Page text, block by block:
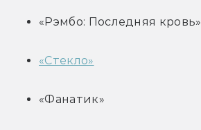
«Рэмбо: Последняя кровь»
«Стекло»
«Фанатик»